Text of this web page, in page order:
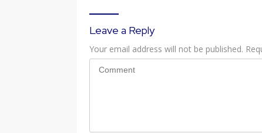
Leave a Reply
Your email address will not be published.